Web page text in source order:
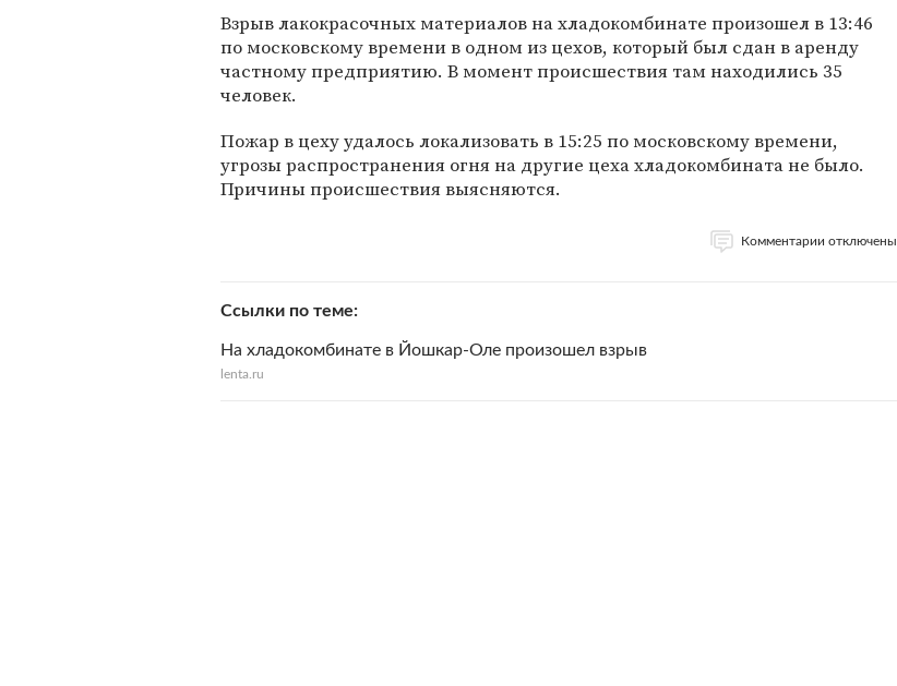
Взрыв лакокрасочных материалов на хладокомбинате произошел в 13:46
по московскому времени в одном из цехов, который был сдан в аренду
частному предприятию. В момент происшествия там находились 35
человек.
Пожар в цеху удалось локализовать в 15:25 по московскому времени,
угрозы распространения огня на другие цеха хладокомбината не было.
Причины происшествия выясняются.
Комментарии отключены
Ссылки по теме
На хладокомбинате в Йошкар-Оле произошел взрыв
lenta.ru